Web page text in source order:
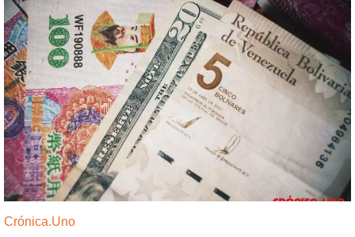
Crónica.Uno